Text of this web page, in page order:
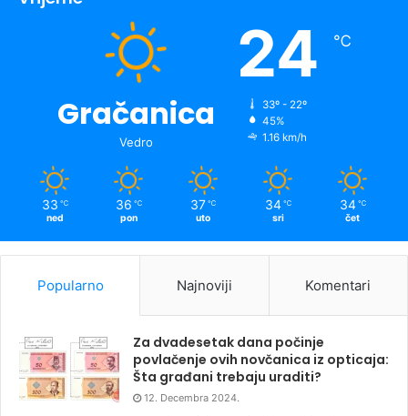
Gračanica
Vedro
24 ℃
33º - 22º
45%
1.16 km/h
33 ℃
ned
36 ℃
pon
37 ℃
uto
34 ℃
sri
34 ℃
čet
Popularno Najnoviji Komentari
Za dvadesetak dana počinje
povlačenje ovih novčanica iz opticaja:
Šta građani trebaju uraditi?
12. Decembra 2024.